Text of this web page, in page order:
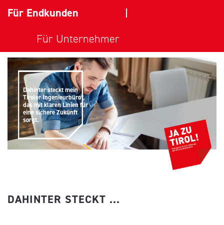
Für Endkunden
Für Unternehmer
Dahinter steckt mein
Tiroler Ingenieurbüro*,
das mit klaren Linien für
eine sichere Zukunft
sorgt.
DAHINTER STECKT ...